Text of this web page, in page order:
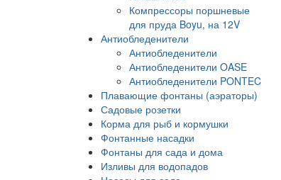
Компрессоры поршневые
для пруда Boyu, на 12V
Антиобледенители
Антиобледенители
Антиобледенители OASE
Антиобледенители PONTEC
Плавающие фонтаны (аэраторы)
Садовые розетки
Корма для рыб и кормушки
Фонтанные насадки
Фонтаны для сада и дома
Изливы для водопадов